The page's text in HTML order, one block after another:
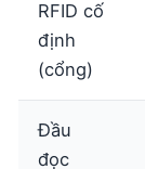
RFID cố
định
(cổng)
Đầu
đọc